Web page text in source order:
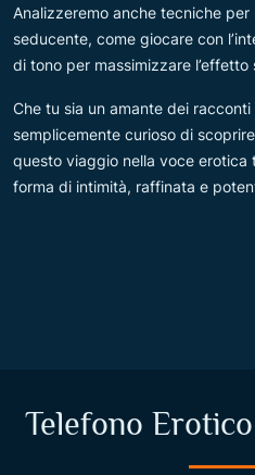
Analizzeremo anche tecniche
seducente, come giocare con
di tono per massimizzare l’effetto
Che tu sia un amante dei
semplicemente curioso di
questo viaggio nella voce erotica
forma di intimità, raffinata e
Telefono